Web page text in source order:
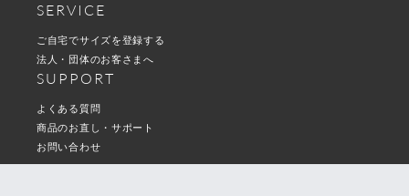
SERVICE
ご自宅でサイズを登録する
法人・団体のお客さまへ
SUPPORT
よくある質問
商品のお直し・サポート
お問い合わせ